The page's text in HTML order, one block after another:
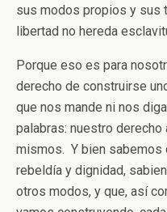
sus modos propios y sus
libertad no hereda
Porque eso es para
derecho de construirse
que nos mande ni nos
palabras: nuestro
mismos. Y bien sabemos
rebeldía y dignidad,
otros modos, y que, así